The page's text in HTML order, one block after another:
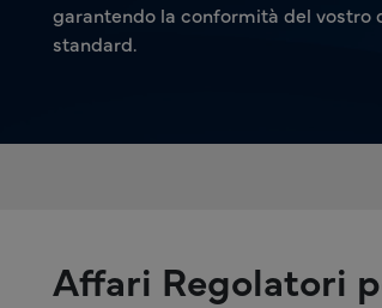
garantendo la conformità del vostro
standard.
Affari Regolatori